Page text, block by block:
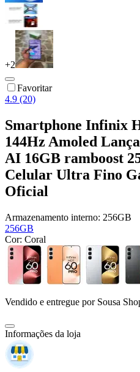
+2
Favoritar
4.9 (20)
Smartphone Infinix
144Hz Amoled
AI 16GB ramboost
Celular Ultra Fino
Oficial
Armazenamento interno: 256GB
256GB
Cor: Coral
Vendido e entregue por Sousa
Informações da loja